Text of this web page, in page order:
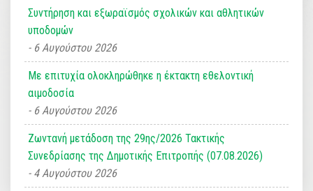
Συντήρηση και εξωραϊσμός σχολικών και αθλητικών
υποδομών
6 Αυγούστου 2026
Με επιτυχία ολοκληρώθηκε η έκτακτη εθελοντική
αιμοδοσία
6 Αυγούστου 2026
Ζωντανή μετάδοση της 29ης/2026 Τακτικής
Συνεδρίασης της Δημοτικής Επιτροπής (07.08.2026)
4 Αυγούστου 2026